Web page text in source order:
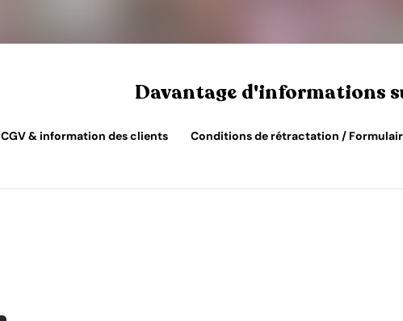
Davantage d'informations
CGV & information des clients Conditions de rétractation /